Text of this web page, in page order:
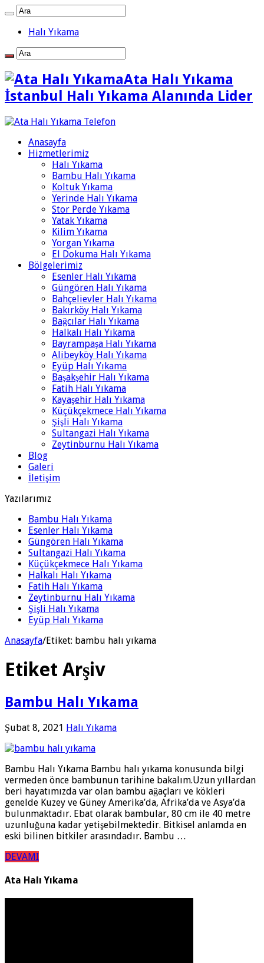
Halı Yıkama
Ata Halı Yıkama
İstanbul Halı Yıkama Alanında Lider
Anasayfa
Hizmetlerimiz
Halı Yıkama
Bambu Halı Yıkama
Koltuk Yıkama
Yerinde Halı Yıkama
Stor Perde Yıkama
Yatak Yıkama
Kilim Yıkama
Yorgan Yıkama
El Dokuma Halı Yıkama
Bölgelerimiz
Esenler Halı Yıkama
Güngören Halı Yıkama
Bahçelievler Halı Yıkama
Bakırköy Halı Yıkama
Bağcılar Halı Yıkama
Halkalı Halı Yıkama
Bayrampaşa Halı Yıkama
Alibeyköy Halı Yıkama
Eyüp Halı Yıkama
Başakşehir Halı Yıkama
Fatih Halı Yıkama
Kayaşehir Halı Yıkama
Küçükçekmece Halı Yıkama
Şişli Halı Yıkama
Sultangazi Halı Yıkama
Zeytinburnu Halı Yıkama
Blog
Galeri
İletişim
Yazılarımız
Bambu Halı Yıkama
Esenler Halı Yıkama
Güngören Halı Yıkama
Sultangazi Halı Yıkama
Küçükçekmece Halı Yıkama
Halkalı Halı Yıkama
Fatih Halı Yıkama
Zeytinburnu Halı Yıkama
Şişli Halı Yıkama
Eyüp Halı Yıkama
Anasayfa/Etiket: bambu halı yıkama
Etiket Arşiv
Bambu Halı Yıkama
Şubat 8, 2021 Halı Yıkama
Bambu Halı Yıkama Bambu halı yıkama konusunda bilgi
vermeden önce bambunun tarihine bakalım.Uzun yıllardan
beri hayatımızda var olan bambu ağaçları ve kökleri
genelde Kuzey ve Güney Amerika’da, Afrika’da ve Asya’da
bulunmaktadır. Ebat olarak bambular, 80 cm ile 40 metre
uzunluğuna kadar yetişebilmektedir. Bitkisel anlamda en
eski bilinen bitkiler arasındadır. Bambu …
DEVAMI
Ata Halı Yıkama